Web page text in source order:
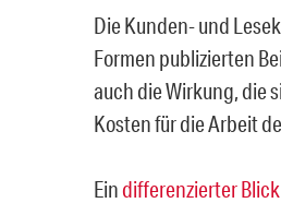
Die Kunden- und
Formen publizierten
auch die Wirkung, die
Kosten für die Arbeit
Eindifferenzierter